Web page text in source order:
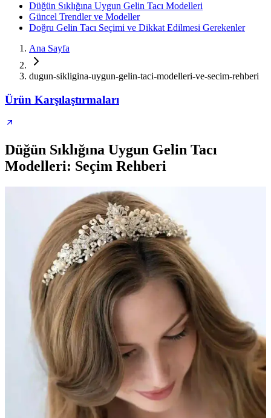
Düğün Sıklığına Uygun Gelin Tacı Modelleri
Güncel Trendler ve Modeller
Doğru Gelin Tacı Seçimi ve Dikkat Edilmesi Gerekenler
Ana Sayfa
dugun-sikligina-uygun-gelin-taci-modelleri-ve-secim-rehberi
Ürün Karşılaştırmaları
Düğün Sıklığına Uygun Gelin Tacı
Modelleri: Seçim Rehberi